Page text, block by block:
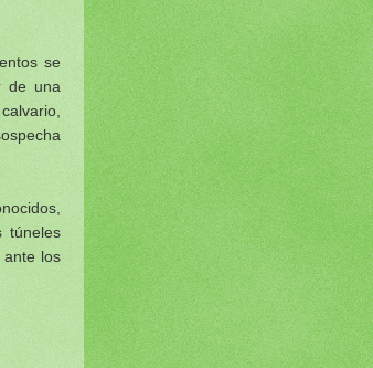
se
de una
túneles
ante los